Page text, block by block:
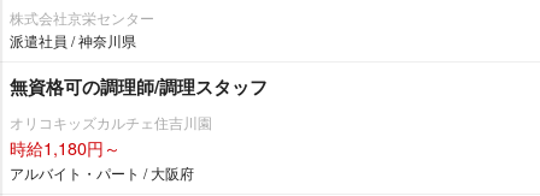
株式会社京栄センター
派遣社員 / 神奈川県
無資格可の調理師/調理スタッフ
オリコキッズカルチェ住吉川園
時給1,180円～
アルバイト・パート / 大阪府